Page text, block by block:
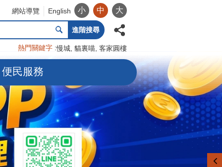
網站導覽 English 小 中 大
進階搜尋
熱門關鍵字 慢城 貓裏喵 客家圓樓
便民服務